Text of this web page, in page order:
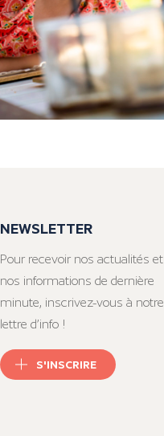
NEWSLETTER
Pour recevoir nos actualités et
nos informations de dernière
minute, inscrivez-vous à notre
lettre d’info !
S'INSCRIRE